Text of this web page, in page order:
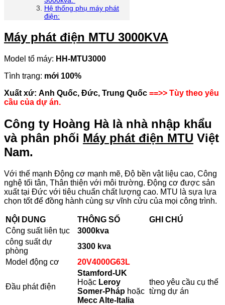
Hệ thống phụ máy phát
điện:
Máy phát điện MTU 3000KVA
Model tổ máy: HH-MTU3000
Tình trạng: mới 100%
Xuất xứ: Anh Quốc, Đức, Trung Quốc ==>> Tùy theo yêu
cầu của dự án.
Công ty Hoàng Hà là nhà nhập khẩu
và phân phối Máy phát điện MTU Việt
Nam.
Với thế mạnh Động cơ mạnh mẽ, Độ bền vật liệu cao, Công
nghệ tối tân, Thân thiện với môi trường. Động cơ được sản
xuất tại Đức với tiêu chuẩn chất lượng cao. MTU là sựa lựa
chọn tốt để đồng hành cùng sự vĩnh cửu của mọi công trình.
NỘI DUNG THÔNG SỐ
GHI CHÚ
Công suất liên tục
3000kva
công suất dự
phòng
3300 kva
Model động cơ
20V4000G63L
Đầu phát điện
Stamford-UK
Hoặc Leroy
Somer-Pháp hoặc
Mecc Alte-Italia
theo yêu cầu cụ thể
từng dự án